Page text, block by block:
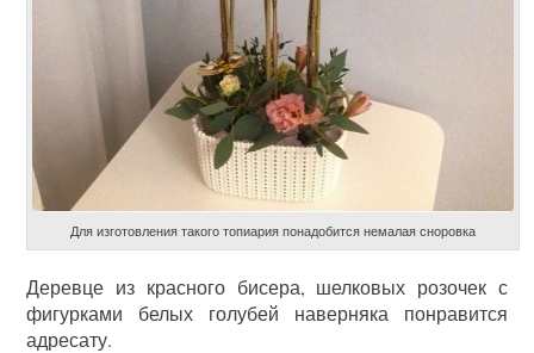
Для изготовления такого топиария понадобится немалая сноровка
Деревце из красного бисера, шелковых розочек с
фигурками белых голубей наверняка понравится
адресату.